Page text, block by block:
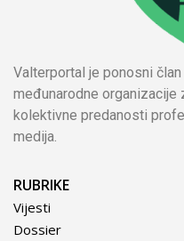
Valterportal je ponosni
međunarodne organizacije
kolektivne predanosti
medija.
RUBRIKE
Vijesti
Dossier